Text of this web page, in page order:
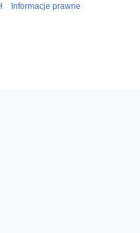
Informacje prawne